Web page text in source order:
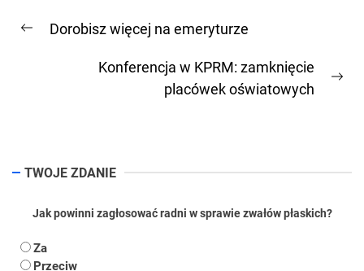
wpisu
Previous
Dorobisz więcej na emeryturze
Konferencja w KPRM: zamknięcie
placówek oświatowych
TWOJE ZDANIE
Jak powinni zagłosować radni w sprawie zwałów płaskich?
Za
Przeciw